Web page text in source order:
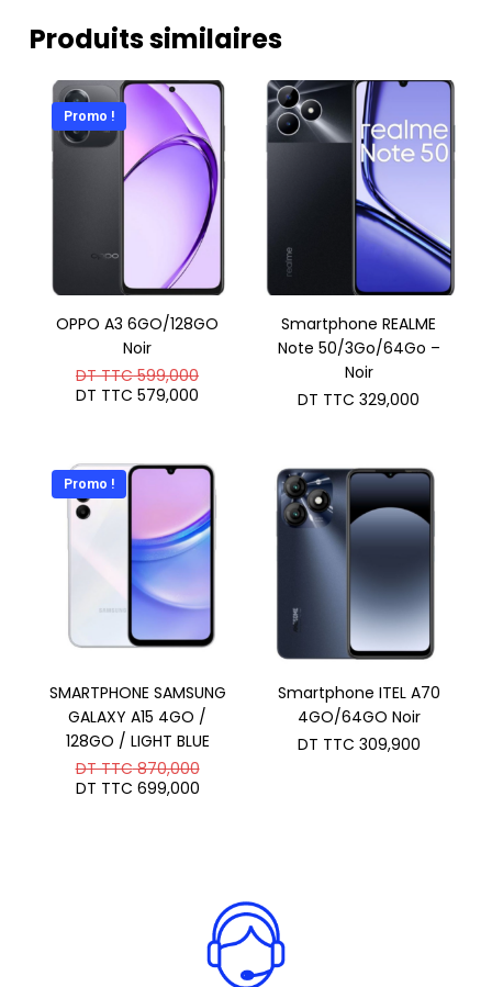
Produits similaires
Promo !
OPPO A3 6GO/128GO
Noir
DT TTC599,000Le
TTC 599,000.
DT TTC 579,000
DT
TTC 579,000.
Smartphone REALME
Note 50/3Go/64Go –
Noir
DT TTC 329,000
Promo !
SMARTPHONE SAMSUNG
GALAXY A15 4GO /
128GO / LIGHT BLUE
DT TTC870,000Le
prix
initial
DT TTC 699,000Le
Smartphone ITEL A70
4GO/64GO Noir
DT TTC 309,900